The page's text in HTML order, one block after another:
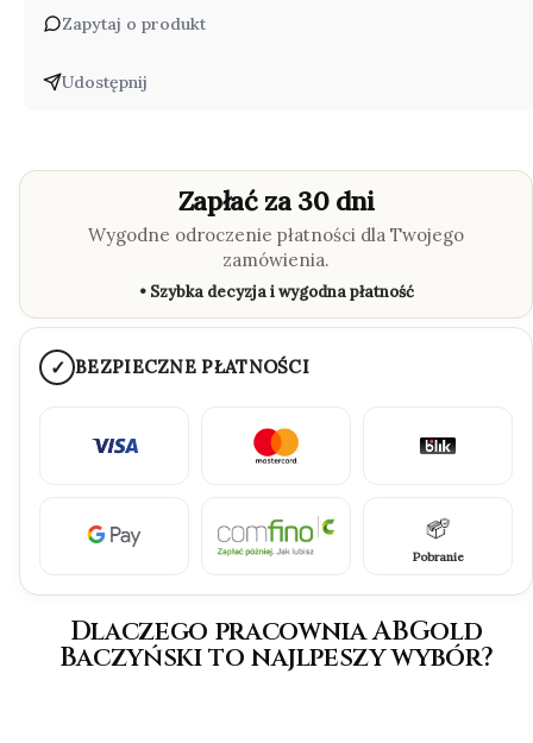
Zapytaj o produkt
Udostępnij
Zapłać za 30 dni
Wygodne odroczenie płatności dla Twojego
zamówienia.
• Szybka decyzja i wygodna płatność
✓ BEZPIECZNE PŁATNOŚCI
Pobranie
Dlaczego pracownia ABGold
Baczyński to najlpeszy wybór?